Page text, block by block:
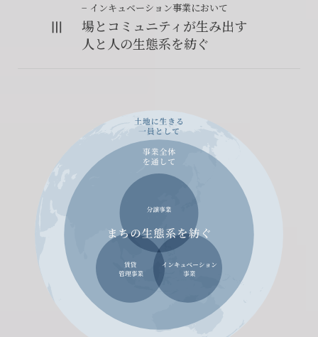
Ⅲ
− インキュベーション事業において
場とコミュニティが生み出す
人と人の生態系を紡ぐ